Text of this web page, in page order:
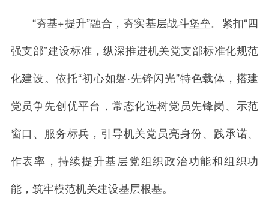
“夯基+提升”融合，夯实基层战斗堡垒。紧扣“四
强支部”建设标准，纵深推进机关党支部标准化规范
化建设。依托“初心如磐·先锋闪光”特色载体，搭建
党员争先创优平台，常态化选树党员先锋岗、示范
窗口、服务标兵，引导机关党员亮身份、践承诺、
作表率，持续提升基层党组织政治功能和组织功
能，筑牢模范机关建设基层根基。